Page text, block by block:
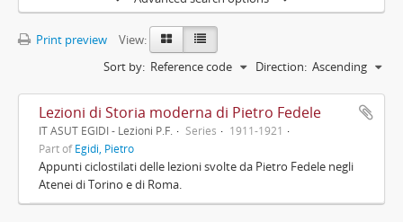
Print preview
View:
Sort by: Reference code Direction: Ascending
Lezioni di Storia moderna di Pietro Fedele
IT ASUT EGIDI - Lezioni P.F. Series
1911-1921
Part ofEgidi, Pietro
Appunti ciclostilati delle lezioni svolte da Pietro Fedele negli
Atenei di Torino e di Roma.